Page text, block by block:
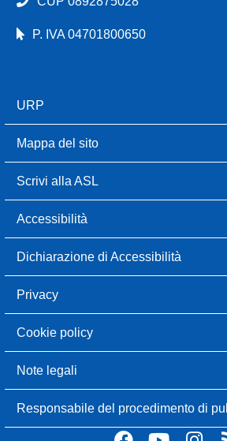
P. IVA 04701800650
URP
Mappa del sito
Scrivi alla ASL
Accessibilità
Dichiarazione di Accessibilità
Privacy
Cookie policy
Note legali
Responsabile del procedimento di